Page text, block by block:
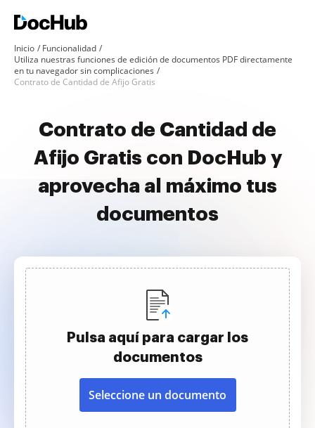
Inicio
Funcionalidad
Utiliza nuestras funciones de edición de documentos PDF directamente
en tu navegador sin complicaciones
Contrato de Cantidad de Afijo Gratis
Contrato de Cantidad de
Afijo Gratis con DocHub y
aprovecha al máximo tus
documentos
Pulsa aquí para cargar los
documentos
Seleccione un documento